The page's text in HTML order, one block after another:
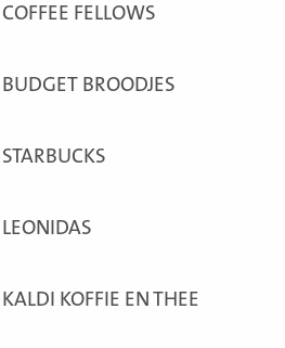
COFFEE FELLOWS
BUDGET BROODJES
STARBUCKS
LEONIDAS
KALDI KOFFIE EN THEE